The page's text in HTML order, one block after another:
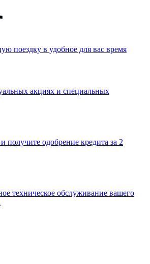
поездку в удобное для вас время
акциях и специальных
получите одобрение кредита за 2
техническое обслуживание вашего